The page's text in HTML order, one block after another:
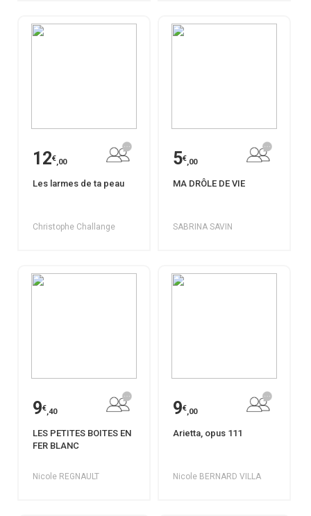
12€,00
Les larmes de ta peau
Christophe Challange
5€,00
MA DRÔLE DE VIE
SABRINA SAVIN
9€,40
LES PETITES BOITES EN
FER BLANC
Nicole REGNAULT
9€,00
Arietta, opus 111
Nicole BERNARD VILLA